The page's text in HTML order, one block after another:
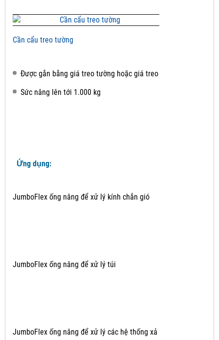
Cần cẩu treo tường
Được gắn bằng giá treo tường hoặc giá treo
Sức nâng lên tới 1.000 kg
Ứng dụng:
JumboFlex ống nâng để xử lý kính chắn gió
JumboFlex ống nâng để xử lý túi
JumboFlex ống nâng để xử lý các hệ thống xả